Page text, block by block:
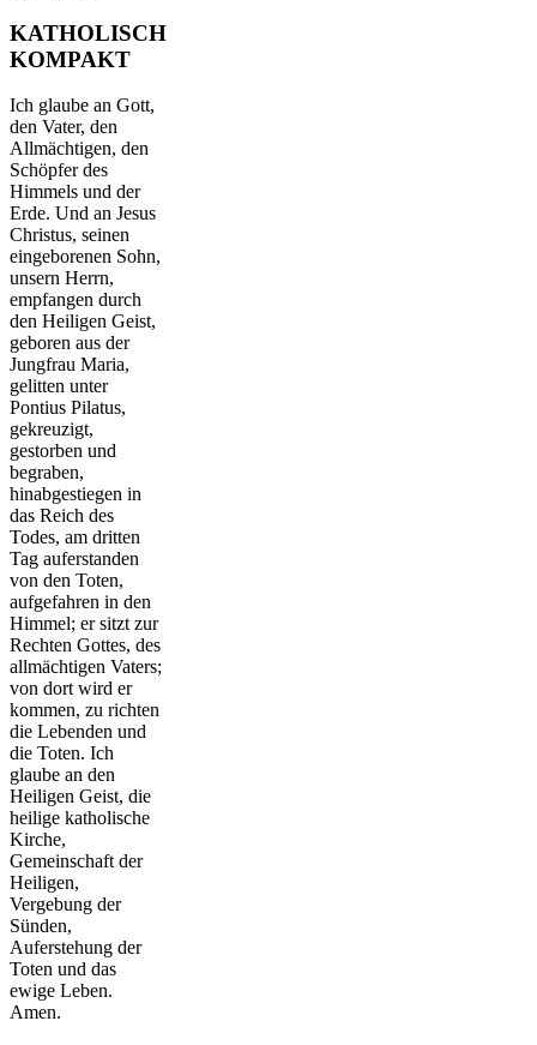
KATHOLISCH
KOMPAKT
Ich glaube an Gott,
den Vater, den
Allmächtigen, den
Schöpfer des
Himmels und der
Erde. Und an Jesus
Christus, seinen
eingeborenen Sohn,
unsern Herrn,
empfangen durch
den Heiligen Geist,
geboren aus der
Jungfrau Maria,
gelitten unter
Pontius Pilatus,
gekreuzigt,
gestorben und
begraben,
hinabgestiegen in
das Reich des
Todes, am dritten
Tag auferstanden
von den Toten,
aufgefahren in den
Himmel; er sitzt zur
Rechten Gottes, des
allmächtigen Vaters;
von dort wird er
kommen, zu richten
die Lebenden und
die Toten. Ich
glaube an den
Heiligen Geist, die
heilige katholische
Kirche,
Gemeinschaft der
Heiligen,
Vergebung der
Sünden,
Auferstehung der
Toten und das
ewige Leben.
Amen.